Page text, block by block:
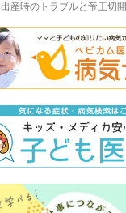
出産時のトラブルと帝王切開